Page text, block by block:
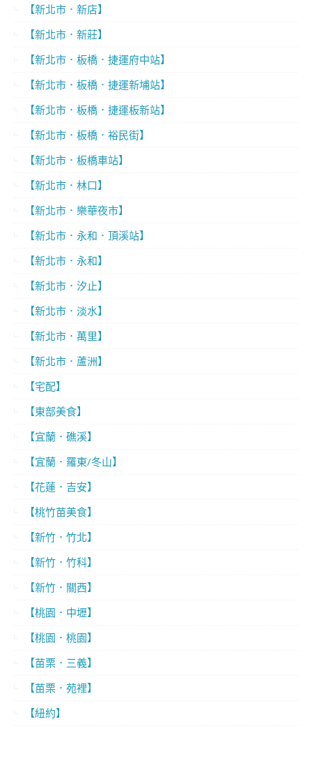
【新北市．新店】
【新北市．新莊】
【新北市．板橋．捷運府中站】
【新北市．板橋．捷運新埔站】
【新北市．板橋．捷運板新站】
【新北市．板橋．裕民街】
【新北市．板橋車站】
【新北市．林口】
【新北市．樂華夜市】
【新北市．永和．頂溪站】
【新北市．永和】
【新北市．汐止】
【新北市．淡水】
【新北市．萬里】
【新北市．蘆洲】
【宅配】
【東部美食】
【宜蘭．礁溪】
【宜蘭．羅東/冬山】
【花蓮．吉安】
【桃竹苗美食】
【新竹．竹北】
【新竹．竹科】
【新竹．關西】
【桃園．中壢】
【桃園．桃園】
【苗栗．三義】
【苗栗．苑裡】
【紐約】